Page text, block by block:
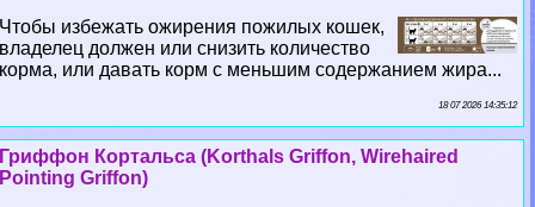
Чтобы избежать ожирения пожилых кошек,
владелец должен или снизить количество
корма, или давать корм с меньшим содержанием жира...
18 07 2026 14:35:12
Гриффон Кортальса (Korthals Griffon, Wirehaired
Pointing Griffon)